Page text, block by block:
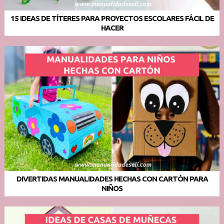
15 IDEAS DE TÍTERES PARA PROYECTOS ESCOLARES FÁCIL DE
HACER
DIVERTIDAS MANUALIDADES HECHAS CON CARTÓN PARA
NIÑOS